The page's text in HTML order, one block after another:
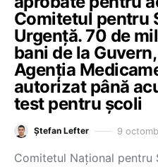
Comitetul pentru
Urgență. 70 de
bani de la
Agenția
autorizat până
test pentru școli
Ștefan Lefter 9
Comitetul Național pentru